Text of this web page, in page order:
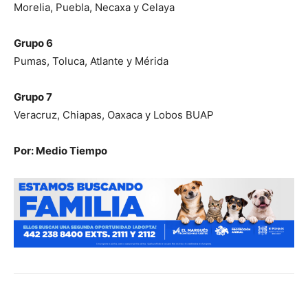
Morelia, Puebla, Necaxa y Celaya
Grupo 6
Pumas, Toluca, Atlante y Mérida
Grupo 7
Veracruz, Chiapas, Oaxaca y Lobos BUAP
Por: Medio Tiempo